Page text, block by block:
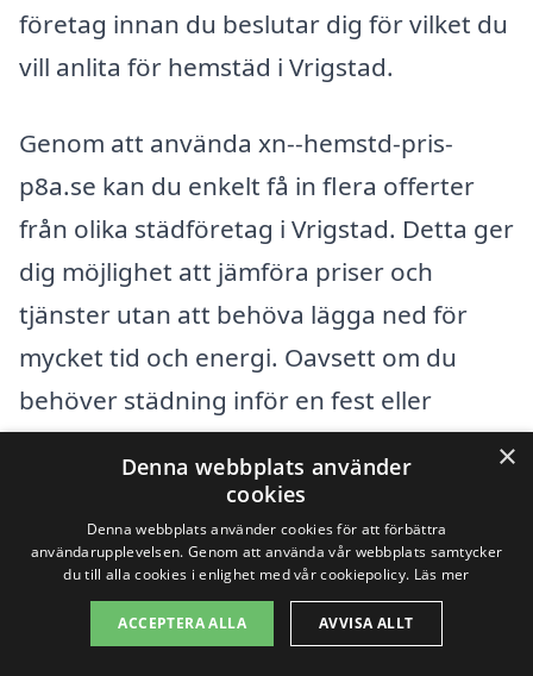
företag innan du beslutar dig för vilket du
vill anlita för hemstäd i Vrigstad.
Genom att använda xn--hemstd-pris-
p8a.se kan du enkelt få in flera offerter
från olika städföretag i Vrigstad. Detta ger
dig möjlighet att jämföra priser och
tjänster utan att behöva lägga ned för
mycket tid och energi. Oavsett om du
behöver städning inför en fest eller
regelbunden hjälp med hushållet, är det
viktigt att bara anlita professionella och
pålitliga företag för bäst resultat.
Få 3 erbjudanden, gratis och utan
förpliktelser
×
Denna webbplats använder
cookies
Denna webbplats använder cookies för att förbättra
användarupplevelsen. Genom att använda vår webbplats samtycker
du till alla cookies i enlighet med vår cookiepolicy. Läs mer
ACCEPTERA ALLA AVVISA ALLT